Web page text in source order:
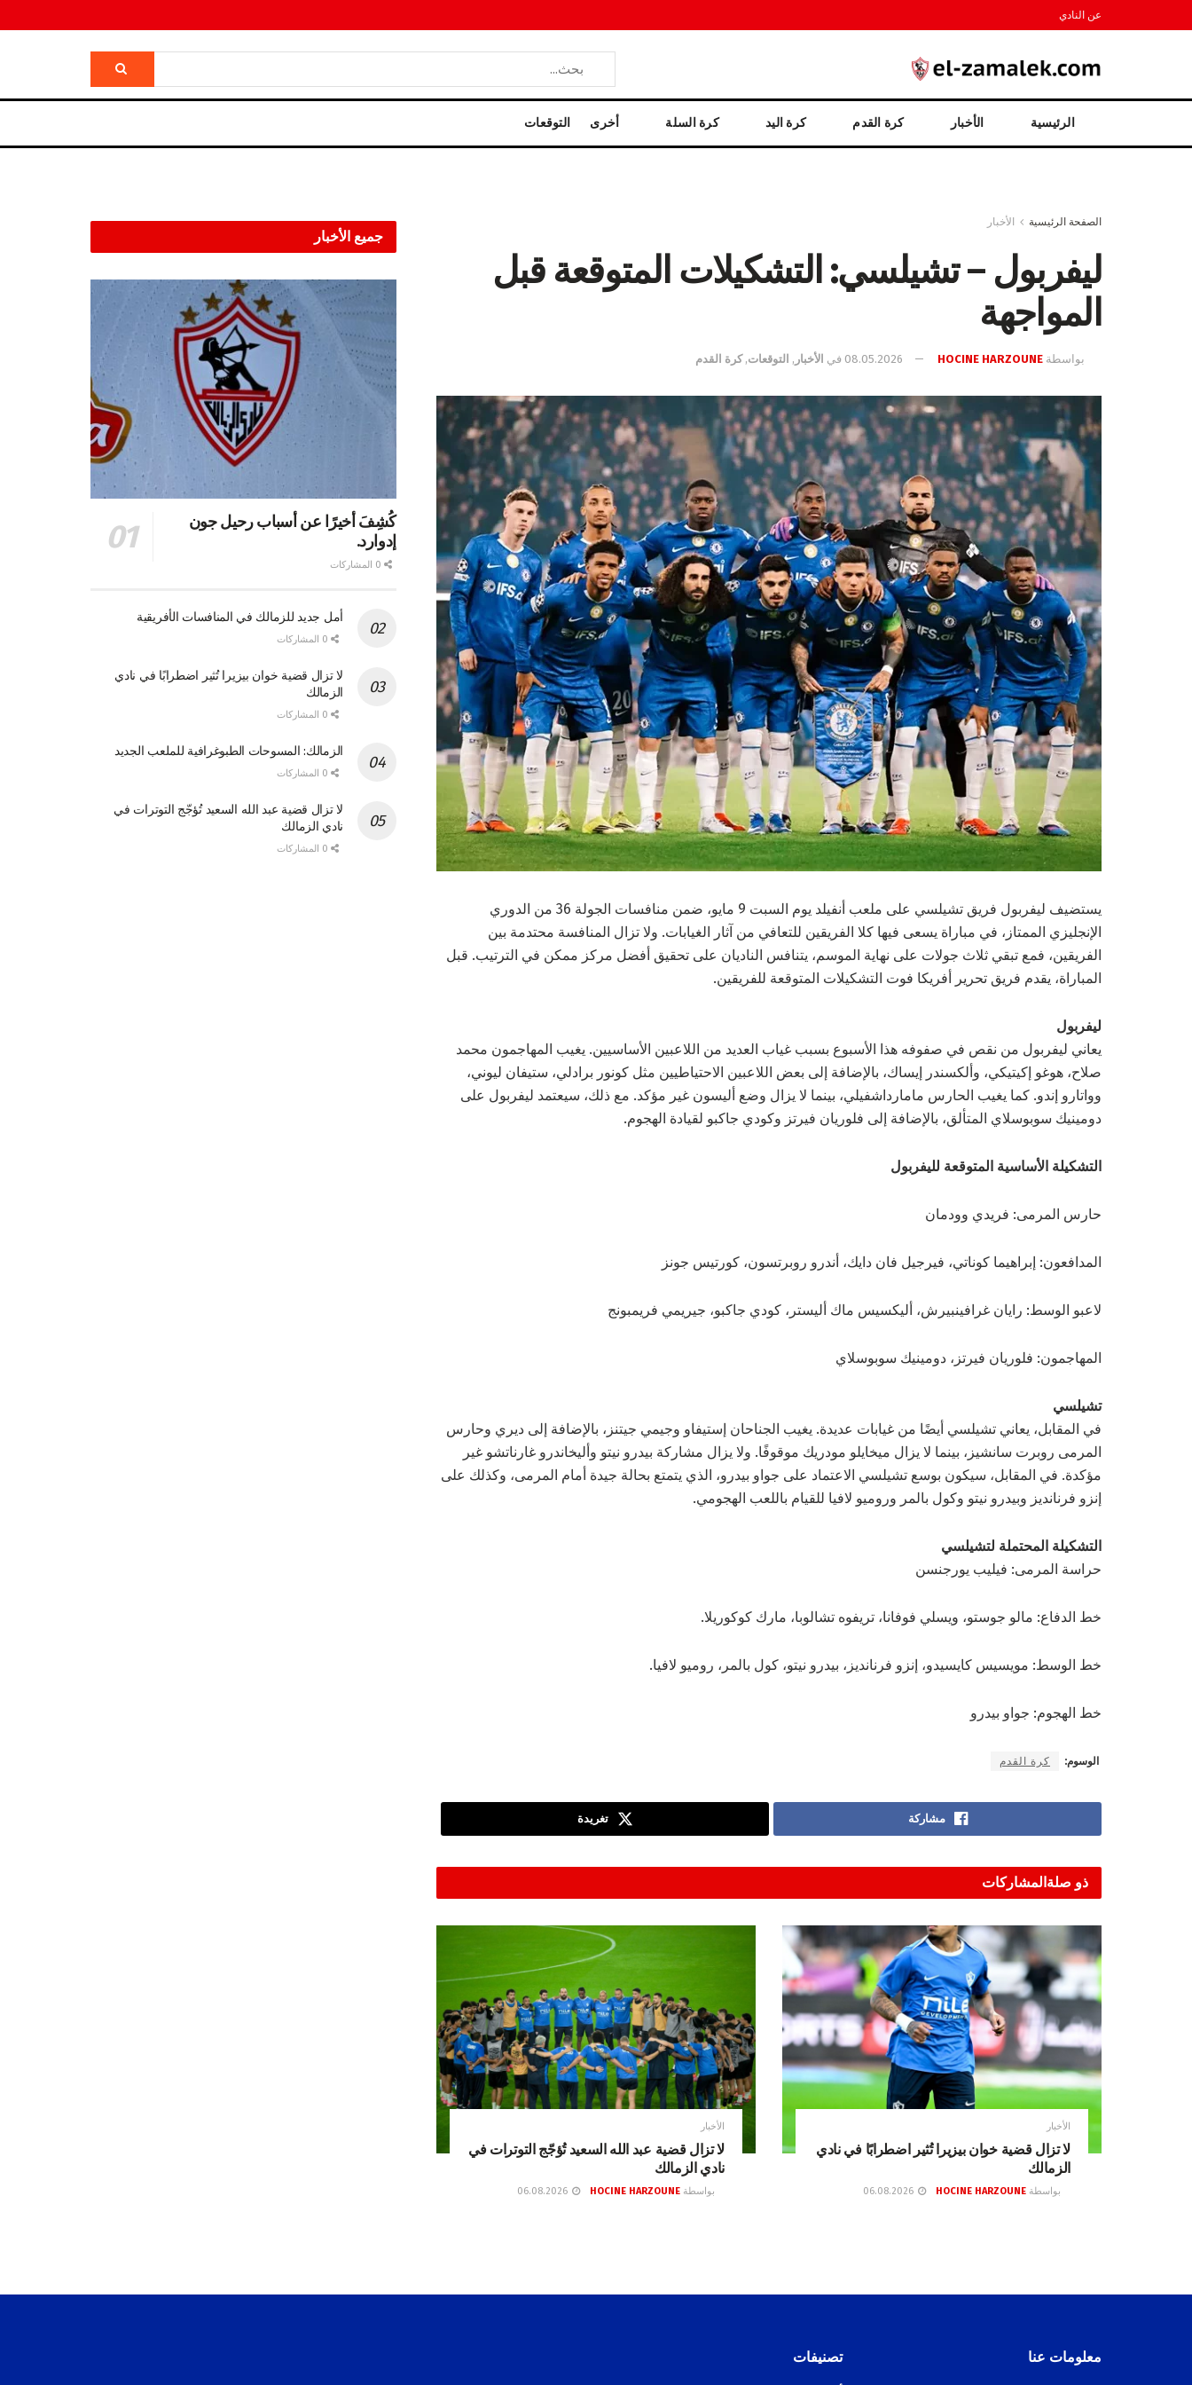
عن النادي
الرئيسية الأخبار كرة القدم كرة اليد كرة السلة أخرى التوقعات
الصفحة الرئيسية الأخبار
ليفربول – تشيلسي: التشكيلات المتوقعة قبل
المواجهة
بواسطة HOCINE HARZOUNE
08.05.2026 في الأخبار , التوقعات,كرة القدم
يستضيف ليفربول فريق تشيلسي على ملعب أنفيلد يوم السبت 9 مايو، ضمن منافسات الجولة 36 من الدوري
الإنجليزي الممتاز، في مباراة يسعى فيها كلا الفريقين للتعافي من آثار الغيابات. ولا تزال المنافسة محتدمة بين
الفريقين، فمع تبقي ثلاث جولات على نهاية الموسم، يتنافس الناديان على تحقيق أفضل مركز ممكن في الترتيب. قبل
المباراة، يقدم فريق تحرير أفريكا فوت التشكيلات المتوقعة للفريقين.
ليفربول
يعاني ليفربول من نقص في صفوفه هذا الأسبوع بسبب غياب العديد من اللاعبين الأساسيين. يغيب المهاجمون محمد
صلاح، هوغو إكيتيكي، وألكسندر إيساك، بالإضافة إلى بعض اللاعبين الاحتياطيين مثل كونور برادلي، ستيفان ليوني،
وواتارو إندو. كما يغيب الحارس مامارداشفيلي، بينما لا يزال وضع أليسون غير مؤكد. مع ذلك، سيعتمد ليفربول على
دومينيك سوبوسلاي المتألق، بالإضافة إلى فلوريان فيرتز وكودي جاكبو لقيادة الهجوم.
التشكيلة الأساسية المتوقعة لليفربول
حارس المرمى: فريدي وودمان
المدافعون: إبراهيما كوناتي، فيرجيل فان دايك، أندرو روبرتسون، كورتيس جونز
لاعبو الوسط: رايان غرافينبيرش، أليكسيس ماك أليستر، كودي جاكبو، جيريمي فريمبونج
المهاجمون: فلوريان فيرتز، دومينيك سوبوسلاي
تشيلسي
في المقابل، يعاني تشيلسي أيضًا من غيابات عديدة. يغيب الجناحان إستيفاو وجيمي جيتنز، بالإضافة إلى ديري وحارس
المرمى روبرت سانشيز، بينما لا يزال ميخايلو مودريك موقوفًا. ولا يزال مشاركة بيدرو نيتو وأليخاندرو غارناتشو غير
مؤكدة. في المقابل، سيكون بوسع تشيلسي الاعتماد على جواو بيدرو، الذي يتمتع بحالة جيدة أمام المرمى، وكذلك على
إنزو فرنانديز وبيدرو نيتو وكول بالمر وروميو لافيا للقيام باللعب الهجومي.
التشكيلة المحتملة لتشيلسي
حراسة المرمى: فيليب يورجنسن
خط الدفاع: مالو جوستو، ويسلي فوفانا، تريفوه تشالوبا، مارك كوكوريلا.
خط الوسط: مويسيس كايسيدو، إنزو فرنانديز، بيدرو نيتو، كول بالمر، روميو لافيا.
خط الهجوم: جواو بيدرو
الوسوم: كرة القدم
مشاركة تغريدة
ذو صلةالمشاركات
الأخبار
لا تزال قضية خوان بيزيرا تُثير اضطرابًا في نادي
الزمالك
بواسطة HOCINE HARZOUNE
الأخبار
لا تزال قضية عبد الله السعيد تُؤجّج التوترات في
نادي الزمالك
بواسطة HOCINE HARZOUNE
جميع الأخبار
كُشِفَ أخيرًا عن أسباب رحيل جون
إدوارد.
أمل جديد للزمالك في المنافسات الأفريقية
لا تزال قضية خوان بيزيرا تُثير اضطرابًا في نادي
الزمالك
الزمالك: المسوحات الطبوغرافية للملعب الجديد
لا تزال قضية عبد الله السعيد تُؤجّج التوترات في
نادي الزمالك
معلومات عنا تصنيفات